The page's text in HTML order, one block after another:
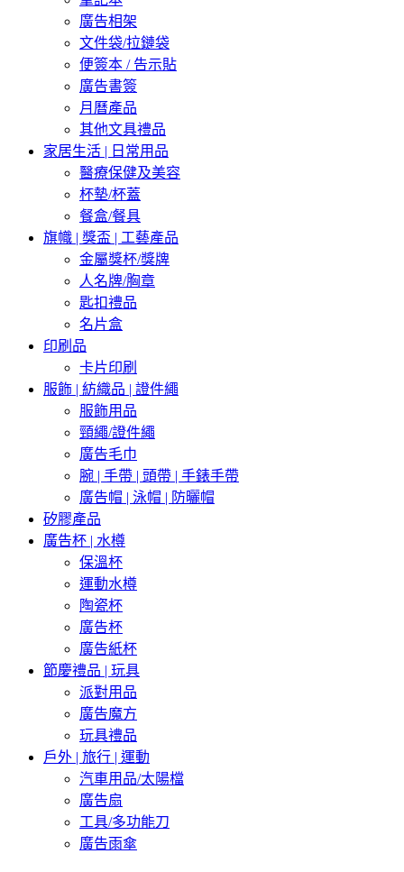
廣告相架
文件袋/拉鏈袋
便簽本 / 告示貼
廣告書簽
月曆產品
其他文具禮品
家居生活 | 日常用品
醫療保健及美容
杯墊/杯蓋
餐盒/餐具
旗幟 | 獎盃 | 工藝產品
金屬獎杯/獎牌
人名牌/胸章
匙扣禮品
名片盒
印刷品
卡片印刷
服飾 | 紡織品 | 證件繩
服飾用品
頸繩/證件繩
廣告毛巾
腕 | 手帶 | 頭帶 | 手錶手帶
廣告帽 | 泳帽 | 防曬帽
矽膠產品
廣告杯 | 水樽
保溫杯
運動水樽
陶瓷杯
廣告杯
廣告紙杯
節慶禮品 | 玩具
派對用品
廣告魔方
玩具禮品
戶外 | 旅行 | 運動
汽車用品/太陽檔
廣告扇
工具/多功能刀
廣告雨傘